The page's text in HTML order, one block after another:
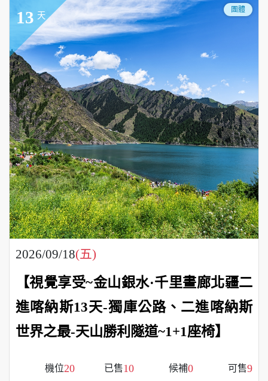
13 天
團體
2026/09/18(五)
【視覺享受~金山銀水·千里畫廊北疆二
進喀納斯13天-獨庫公路、二進喀納斯
世界之最-天山勝利隧道~1+1座椅】
機位20 已售10 候補0 可售9